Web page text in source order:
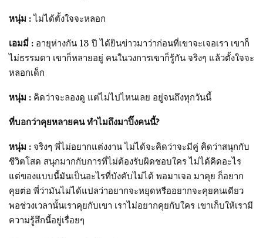
หนุ่ม :ไม่ได้ตั้งใจจะหลอก
เอมมี่ : อายุห่างกัน 13 ปี ได้ยินข่าวมาว่าก่อนที่เขาจะเจอเรา เขาก็
ไม่ธรรมดา เขาก็หลายอยู่ คนในวงการเขาก็รู้กัน จริงๆ แล้วตั้งใจจะ
หลอกเด็ก
หนุ่ม : คิดว่าจะลองดู แต่ไม่ไปไหนเลย อยู่จนถึงทุกวันนี้
ที่บอกว่าคุยหลายคน ทำไมถึงมาปิ๊งคนนี้?
หนุ่ม : จริงๆ พี่ไม่อยากแต่งงาน ไม่ได้จะคิดว่าจะมีคู่ คิดว่าสนุกกับ
ชีวิตโสด สนุกมากกับการที่ไม่ต้องรับผิดชอบใคร ไม่ได้คิดอะไร
แต่ของแบบนี้มันเป็นอะไรที่บังคับไม่ได้ พอมาเจอ มาคุย ก็อยาก
คุยต่อ พี่ว่ามันไม่ได้แปลว่าอยากจะหยุดหรืออยากจะคุยคนเดียว
พอช่วงเวลานั้นเราคุยกับเขา เราไม่อยากคุยกับใคร เขาเก็บให้เรามี
ความรู้สึกนี้อยู่เรื่อยๆ